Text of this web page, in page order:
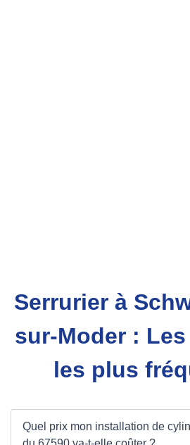
Serrurier à
sur-Moder :
les plus
Quel prix mon installation de